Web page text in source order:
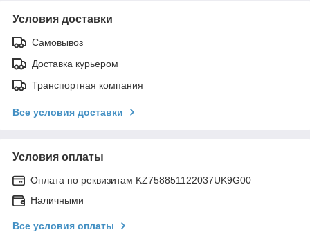
Условия доставки
Самовывоз
Доставка курьером
Транспортная компания
Все условия доставки
Условия оплаты
Оплата по реквизитам KZ758851122037UK9G00
Наличными
Все условия оплаты